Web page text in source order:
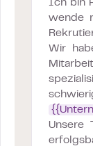
Ich bin
wende
Wir
Unsere